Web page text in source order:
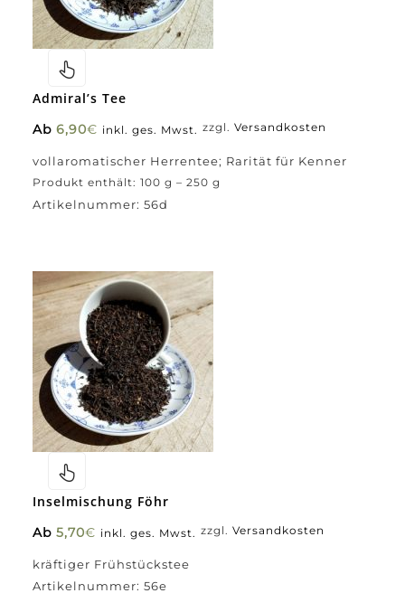
Admiral’s Tee
Ab 6,90€ inkl. ges. Mwst.
vollaromatischer Herrentee; Rarität für Kenner
zzgl. Versandkosten
Produkt enthält: 100 g – 250 g
Artikelnummer: 56d
Inselmischung Föhr
Ab 5,70€ inkl. ges. Mwst.
kräftiger Frühstückstee
zzgl. Versandkosten
Artikelnummer: 56e